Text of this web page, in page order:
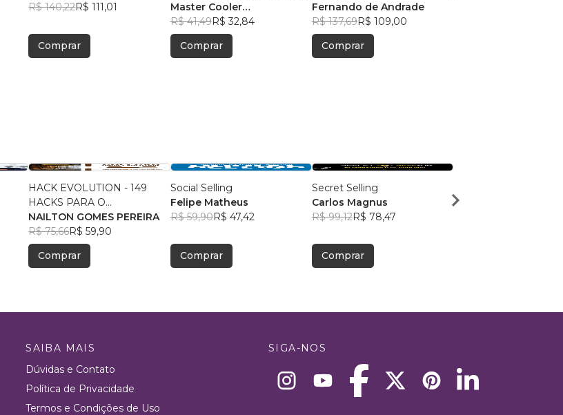
Performance
R$ 140,22R$ 111,01
Comprar
Automotivo
Master Cooler
Performance
R$ 41,49R$ 32,84
Comprar
Fernando de Andrade
R$ 137,69R$ 109,00
Comprar
HACK EVOLUTION - 149
HACKS PARA O
EMPREENDEDOR -
VOLUME 03
NAILTON GOMES PEREIRA
R$ 75,66R$ 59,90
Comprar
Social Selling
Felipe Matheus
R$ 59,90R$ 47,42
Comprar
Secret Selling
Carlos Magnus
R$ 99,12R$ 78,47
Comprar
Suzana Valério
SAIBA MAIS
Dúvidas e Contato
Política de Privacidade
Termos e Condições de Uso
SIGA-NOS